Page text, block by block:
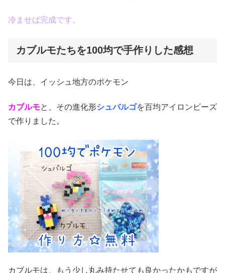
冷ませば完成です。
カブルモたちを100均で手作りした感想
今日は、イッシュ地方のポケモン
カブルモと、その進化形シュバルゴを百均アイロンビーズ
で作りました。
カブルモは、もう少し丸み持たせても良かったかもですが